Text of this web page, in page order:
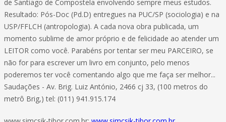
de Santiago de Compostela envolvendo sempre meus estudos.
Resultado: Pós-Doc (Pd.D) entregues na PUC/SP (sociologia) e na
USP/FFLCH (antropologia). A cada nova obra publicada, um
momento sublime de amor próprio e de felicidade ao atender um
LEITOR como você. Parabéns por tentar ser meu PARCEIRO, se
não for para escrever um livro em conjunto, pelo menos
poderemos ter você comentando algo que me faça ser melhor...
Saudações - Av. Brig. Luiz António, 2466 cj 33, (100 metros do
metrô Brig,) tel: (011) 941.915.174